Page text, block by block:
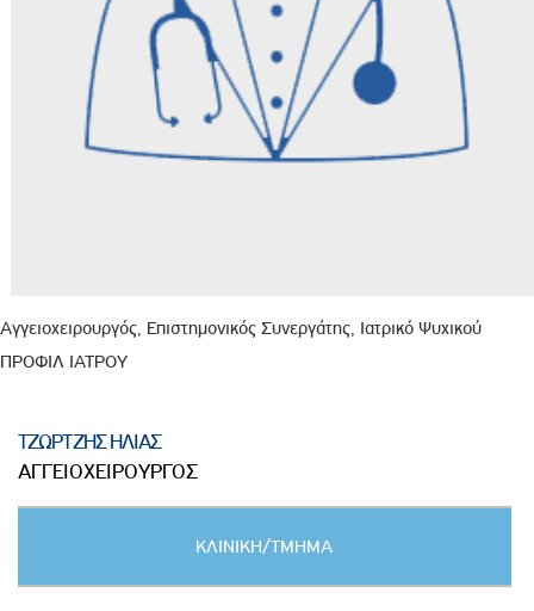
Αγγειοχειρουργός, Επιστημονικός Συνεργάτης, Ιατρικό Ψυχικού
ΠΡΟΦΙΛ ΙΑΤΡΟΥ
ΤΖΩΡΤΖΗΣ ΗΛΙΑΣ
ΑΓΓΕΙΟΧΕΙΡΟΥΡΓΟΣ
ΚΛΙΝΙΚΗ/ΤΜΗΜΑ